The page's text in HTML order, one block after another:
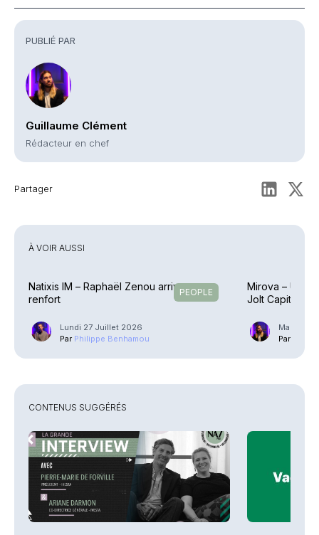
PUBLIÉ PAR
Guillaume Clément
Rédacteur en chef
Partager
À VOIR AUSSI
PEOPLE
Natixis IM – Raphaël Zenou arrive en
renfort
Lundi 27 Juillet 2026
Par Philippe Benhamou
Mirova – Une
Jolt Capital
Mardi 21
Par
CONTENUS SUGGÉRÉS